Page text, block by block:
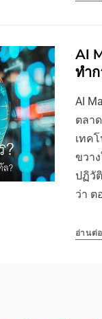
AI
ทำ
AI
ตลา
เทค
ขวา
ปฏิวั
ว่า ต
อ่านต่อ